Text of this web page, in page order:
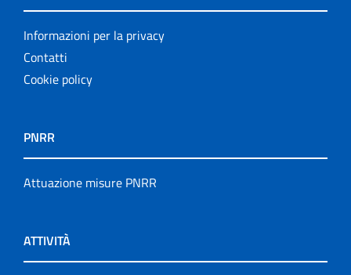
Informazioni per la privacy
Contatti
Cookie policy
PNRR
Attuazione misure PNRR
ATTIVITÀ